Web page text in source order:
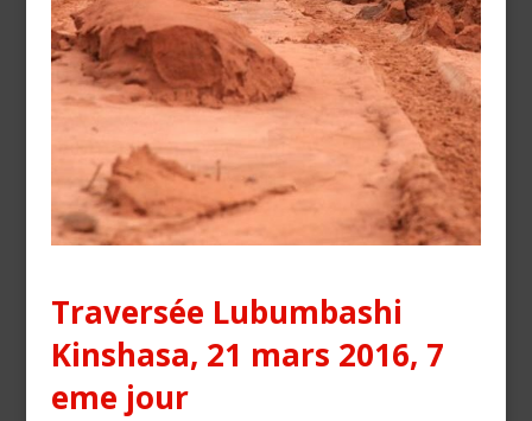
Traversée Lubumbashi
Kinshasa, 21 mars 2016, 7
eme jour